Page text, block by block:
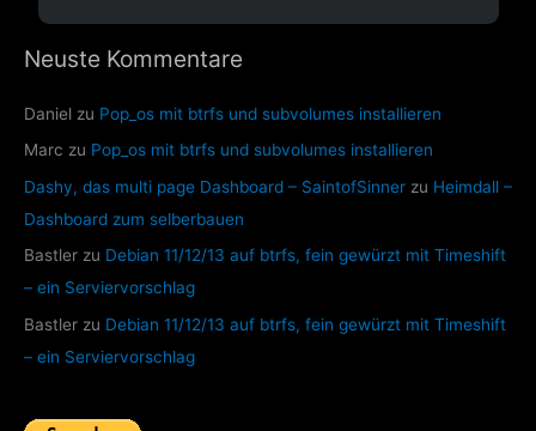
Neuste Kommentare
Daniel zu Pop_os mit btrfs und subvolumes installieren
Marc zu Pop_os mit btrfs und subvolumes installieren
Dashy, das multi page Dashboard – SaintofSinner zu Heimdall –
Dashboard zum selberbauen
Bastler zu Debian 11/12/13 auf btrfs, fein gewürzt mit Timeshift
– ein Serviervorschlag
Bastler zu Debian 11/12/13 auf btrfs, fein gewürzt mit Timeshift
– ein Serviervorschlag